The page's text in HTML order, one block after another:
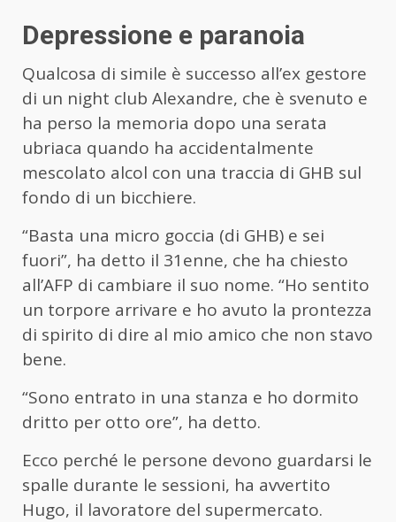
Depressione e paranoia
Qualcosa di simile è successo all’ex gestore
di un night club Alexandre, che è svenuto e
ha perso la memoria dopo una serata
ubriaca quando ha accidentalmente
mescolato alcol con una traccia di GHB sul
fondo di un bicchiere.
“Basta una micro goccia (di GHB) e sei
fuori”, ha detto il 31enne, che ha chiesto
all’AFP di cambiare il suo nome. “Ho sentito
un torpore arrivare e ho avuto la prontezza
di spirito di dire al mio amico che non stavo
bene.
“Sono entrato in una stanza e ho dormito
dritto per otto ore”, ha detto.
Ecco perché le persone devono guardarsi le
spalle durante le sessioni, ha avvertito
Hugo, il lavoratore del supermercato.